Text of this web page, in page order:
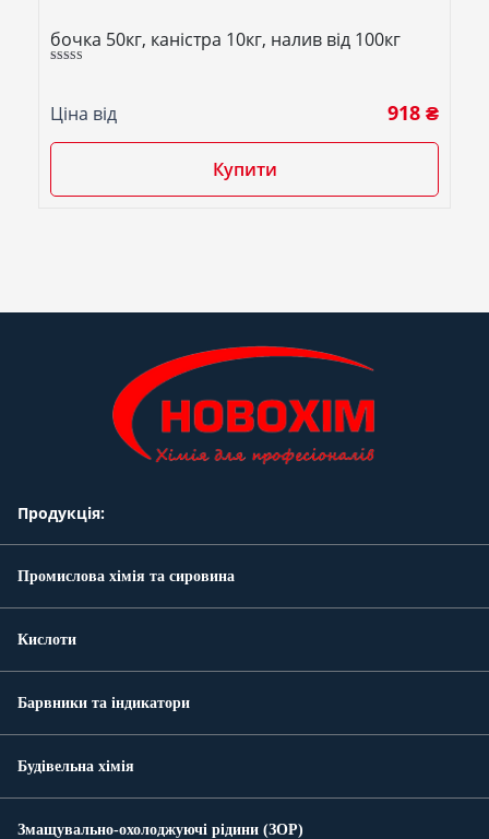
бочка 50кг, каністра 10кг, налив від 100кг
Ціна від 918 ₴
Купити
Продукція:
Промислова хімія та сировина
Кислоти
Барвники та індикатори
Будівельна хімія
Змащувально-охолоджуючі рідини (ЗОР)